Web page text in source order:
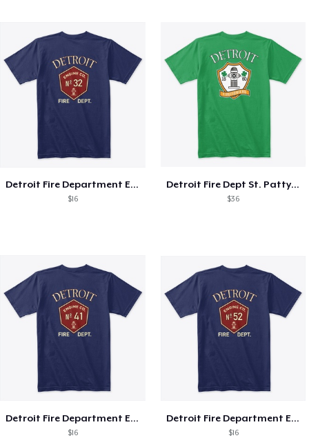
Detroit Fire Department Engine 32 Shirts
$16
Detroit Fire Dept St. Pattys Day 2019
$36
Detroit Fire Department Engine 41 Shirts
$16
Detroit Fire Department Engine 52 Shirts
$16